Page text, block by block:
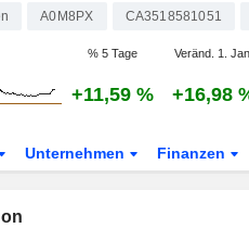
A0M8PX CA3518581051
% 5 Tage Veränd. 1. Jan.
+11,59 % +16,98
Unternehmen Finanzen